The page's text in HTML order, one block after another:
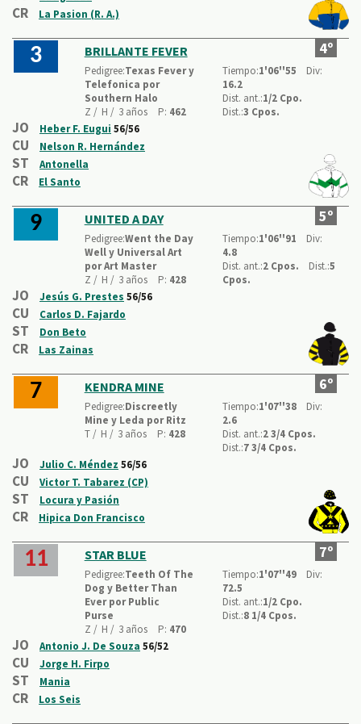
CR La Pasion (R. A.)
3 BRILLANTE FEVER 4º
Pedigree:Texas Fever y
Telefonica por
Southern Halo
Z / H / 3 años P: 462
Tiempo:1'06''55
Div:
16.2
Dist. ant.:1/2 Cpo.
Dist.:3 Cpos.
JO Heber F. Eugui 56/56
CU Nelson R. Hernández
ST Antonella
CR El Santo
9 UNITED A DAY 5º
Pedigree:Went the Day
Well y Universal Art
por Art Master
Z / H / 3 años P: 428
Tiempo:1'06''91
Div:
4.8
Dist. ant.:2 Cpos. Dist.:5
Cpos.
JO Jesús G. Prestes 56/56
CU Carlos D. Fajardo
ST Don Beto
CR Las Zainas
7 KENDRA MINE 6º
Pedigree:Discreetly
Mine y Leda por Ritz
T / H / 3 años P: 428
Tiempo:1'07''38
Div:
2.6
Dist. ant.:2 3/4 Cpos.
Dist.:7 3/4 Cpos.
JO Julio C. Méndez 56/56
CU Victor T. Tabarez (CP)
ST Locura y Pasión
CR Hipica Don Francisco
11 STAR BLUE 7º
Pedigree:Teeth Of The
Dog y Better Than
Ever por Public
Purse
Z / H / 3 años P: 470
Tiempo:1'07''49
Div:
72.5
Dist. ant.:1/2 Cpo.
Dist.:8 1/4 Cpos.
JO Antonio J. De Souza 56/52
CU Jorge H. Firpo
ST Mania
CR Los Seis